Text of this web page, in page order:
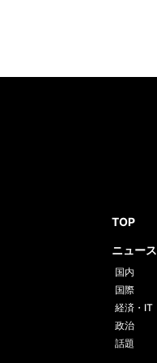
TOP
ニュース
国内
国際
経済・IT
政治
話題